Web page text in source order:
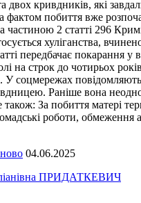
двох кривдників, які
фактом побиття вже
частиною 2 статті 296
хуліганства,
передбачає покарання у
на строк до чотирьох
У соцмережах
Раніше вона
також: За побиття матері
роботи, обмеження
04.06.2025